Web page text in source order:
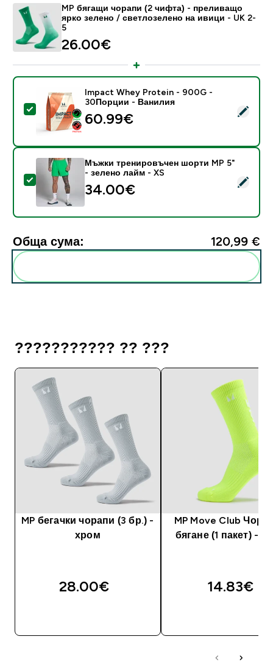
MP бягащи чорапи (2 чифта) - преливащо
ярко зелено / светлозелено на ивици - UK 2-
5
26.00€‎
Select this product - Impact Whey Protein - 900G -
Impact Whey Protein - 900G -
30Порции - Ванилия
60.99€‎
Select this product - Мъжки тренировъчен шорти
Мъжки тренировъчен шорти MP 5"
- зелено лайм - XS
34.00€‎
Обща сума: 120,99 €‎
??????????? ?? ???
MP бегачки чорапи (3 бр.) -
хром
28.00€‎
MP Move Club
бягане (1 пакет) -
14.83€‎